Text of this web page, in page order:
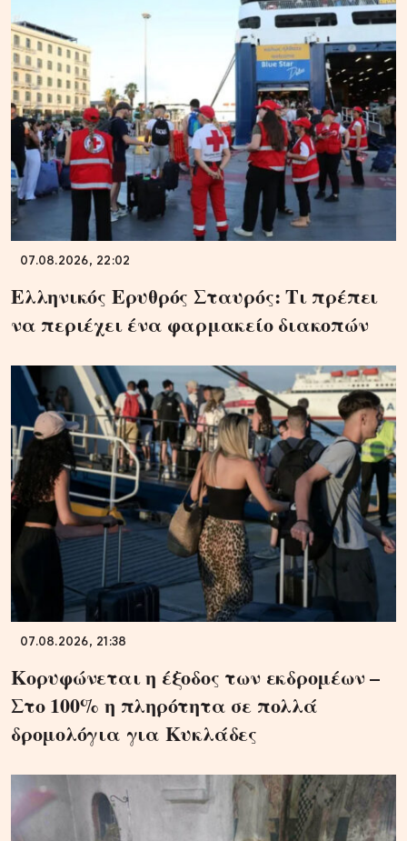
07.08.2026, 22:02
Ελληνικός Ερυθρός Σταυρός: Τι πρέπει
να περιέχει ένα φαρμακείο διακοπών
07.08.2026, 21:38
Κορυφώνεται η έξοδος των εκδρομέων –
Στο 100% η πληρότητα σε πολλά
δρομολόγια για Κυκλάδες